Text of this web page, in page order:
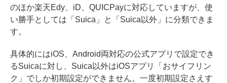
のほか楽天Edy、iD、QUICPayに対応していますが、使
い勝手としては「Suica」と「Suica以外」に分類できま
す。
具体的にはiOS、Android両対応の公式アプリで設定でき
るSuicaに対し、Suica以外はiOSアプリ「おサイフリン
ク」でしか初期設定ができません。一度初期設定さえす